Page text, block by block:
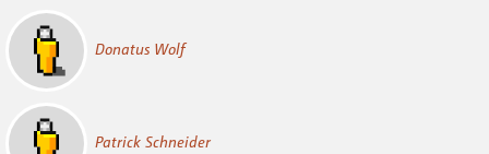
Donatus Wolf
Patrick Schneider